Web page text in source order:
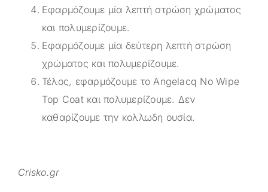
Εφαρμόζουμε μία λεπτή στρώση χρώματος
και πολυμερίζουμε.
Εφαρμόζουμε μία δεύτερη λεπτή στρώση
χρώματος και πολυμερίζουμε.
Τέλος, εφαρμόζουμε το Angelacq Νο Wipe
Top Coat και πολυμερίζουμε. Δεν
καθαρίζουμε την κολλωδη ουσία.
Crisko.gr